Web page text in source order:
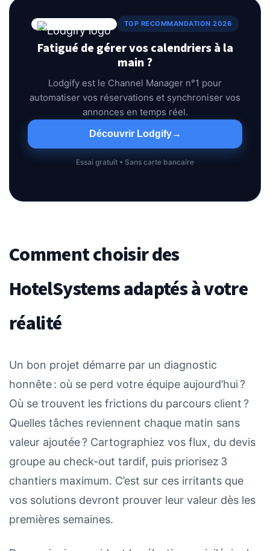
TOP RECOMMANDATION 2026
Fatigué de gérer vos calendriers à la
main ?
Lodgify est le Channel Manager n°1 pour
automatiser vos réservations et synchroniser vos
annonces en temps réel.
Découvrir Lodgify→
Essai gratuit • Sans carte bancaire
Comment choisir des
HotelSystems adaptés à votre
réalité
Un bon projet démarre par un diagnostic
honnête : où se perd votre équipe aujourd’hui ?
Où se trouvent les frictions du parcours client ?
Quelles tâches reviennent chaque matin sans
valeur ajoutée ? Cartographiez vos flux, du devis
groupe au check-out tardif, puis priorisez 3
chantiers maximum. C’est sur ces irritants que
vos solutions devront prouver leur valeur dès les
premières semaines.